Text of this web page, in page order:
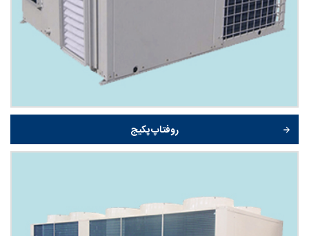
روفتاپ پکیج